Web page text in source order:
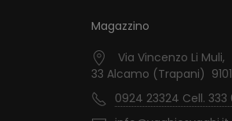
Magazzino
Via Vincenzo Li Muli,
33 Alcamo (Trapani)
0924 23324 Cell.